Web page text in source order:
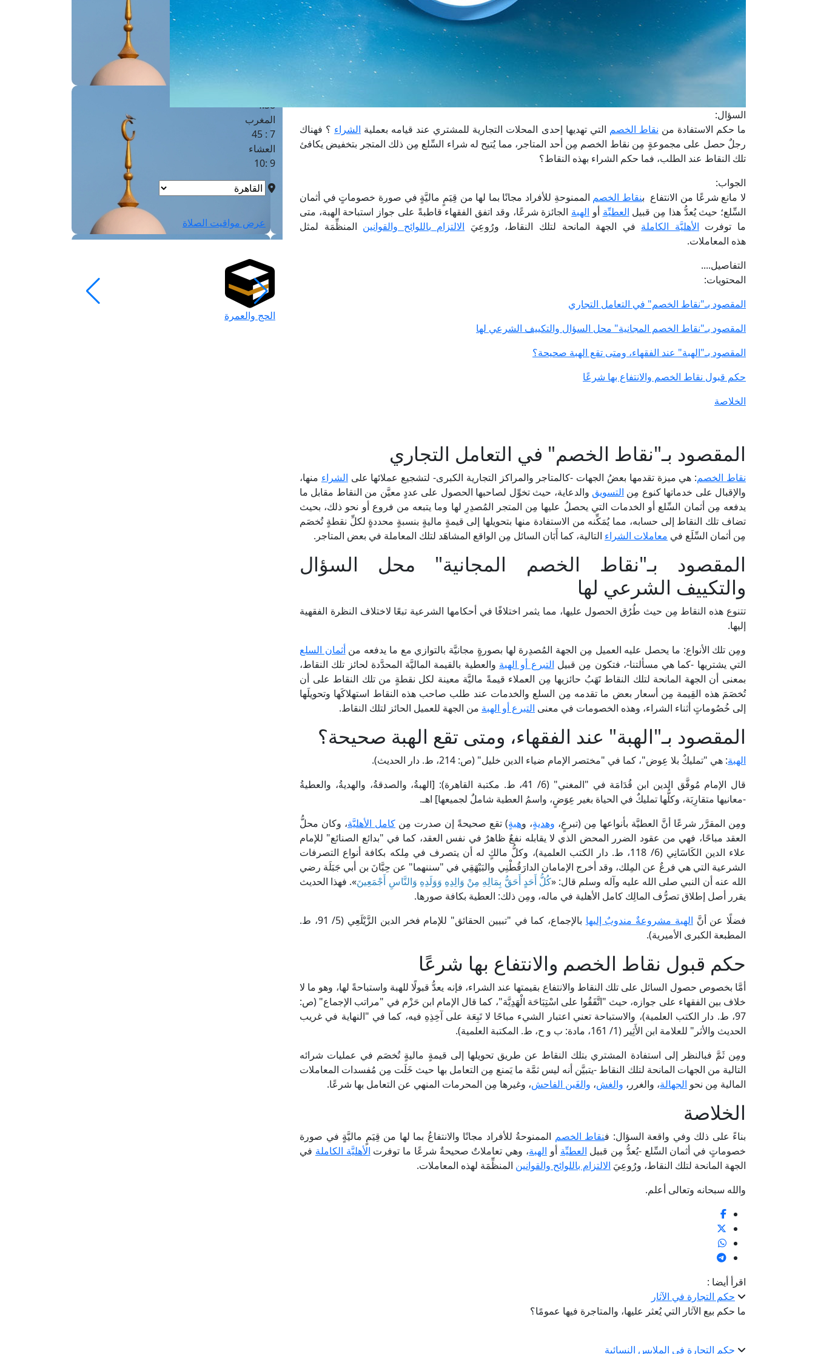
السؤال:
ما حكم الاستفادة من نقاط الخصم التي تهديها إحدى المحلات التجارية للمشتري عند قيامه بعملية الشراء ؟ فهناك
رجلٌ حصل على مجموعةٍ مِن نقاط الخصم مِن أحد المتاجر، مما يُتيح له شراء السِّلع مِن ذلك المتجر بتخفيض يكافئ
تلك النقاط عند الطلب، فما حكم الشراء بهذه النقاط؟
الجواب:
لا مانع شرعًا من الانتفاع بنقاط الخصم الممنوحةِ للأفراد مجانًا بما لها من قِيَمٍ ماليَّةٍ في صورة خصوماتٍ في أثمان
السِّلع؛ حيث يُعدُّ هذا مِن قبيل العطيِّة أو الهبة الجائزة شرعًا، وقد اتفق الفقهاء قاطبةً على جواز استباحة الهبة، متى
ما توفرت الأهليَّة الكاملة في الجهة المانحة لتلك النقاط، ورُوعِيَ الالتزام باللوائح والقوانين المنظِّمَة لمثل
هذه المعاملات.
التفاصيل....
المحتويات:
المقصود بـ"نقاط الخصم" في التعامل التجاري
المقصود بـ"نقاط الخصم المجانية" محل السؤال والتكييف الشرعي لها
المقصود بـ"الهبة" عند الفقهاء، ومتى تقع الهبة صحيحة؟
حكم قبول نقاط الخصم والانتفاع بها شرعًا
الخلاصة
المقصود بـ"نقاط الخصم" في التعامل التجاري
نقاط الخصم: هي ميزة تقدمها بعضُ الجهات -كالمتاجر والمراكز التجارية الكبرى- لتشجيع عملائها على الشراء منها،
والإقبال على خدماتها كنوع مِن التسويق والدعاية، حيث تخوِّل لصاحبها الحصول على عددٍ معيَّن من النقاط مقابل ما
يدفعه مِن أثمان السِّلع أو الخدمات التي يحصلُ عليها مِن المتجر المُصدِرِ لها وما يتبعه من فروع أو نحو ذلك، بحيث
تضاف تلك النقاط إلى حسابه، مما يُمَكِّنه من الاستفادة منها بتحويلها إلى قيمةٍ ماليةٍ بنسبةٍ محددةٍ لكلِّ نقطةٍ تُخصَم
مِن أثمان السِّلَع في معاملات الشراء التالية، كما أَبَان السائل مِن الواقع المشاهَد لتلك المعاملة في بعض المتاجر.
المقصود بـ"نقاط الخصم المجانية" محل السؤال
والتكييف الشرعي لها
تتنوع هذه النقاط مِن حيث طُرُق الحصول عليها، مما يثمر اختلافًا في أحكامها الشرعية تبعًا لاختلاف النظرة الفقهية
إليها.
ومِن تلك الأنواع: ما يحصل عليه العميل مِن الجهة المُصدِرة لها بصورةٍ مجانيَّة بالتوازي مع ما يدفعه منأثمان السلع
التي يشتريها -كما هي مسألتنا-، فتكون مِن قبيل التبرع أو الهبة والعطية بالقيمة الماليَّة المحدَّدة لحائز تلك النقاط،
بمعنى أن الجهة المانحة لتلك النقاط تَهَبُ حائزيها مِن العملاء قيمةً ماليَّة معينة لكل نقطةٍ من تلك النقاط على أن
تُخصَمَ هذه القِيمة مِن أسعار بعض ما تقدمه مِن السلع والخدمات عند طلب صاحب هذه النقاط استهلاكَها وتحويلَها
إلى خُصُوماتٍ أثناء الشراء، وهذه الخصومات في معنى التبرع أو الهبة من الجهة للعميل الحائز لتلك النقاط.
المقصود بـ"الهبة" عند الفقهاء، ومتى تقع الهبة صحيحة؟
الهبة: هي "تمليكٌ بلا عِوض"، كما في "مختصر الإمام ضياء الدين خليل" (ص: 214، ط. دار الحديث).
قال الإمام مُوفَّق الدين ابن قُدَامَة في "المغني" (6/ 41، ط. مكتبة القاهرة): [الهبةُ، والصدقةُ، والهديةُ، والعطيةُ
-معانيها متقارِبَة، وكلُّها تمليكٌ في الحياة بغير عِوَضٍ، واسمُ العطية شاملٌ لجميعها] اهـ.
ومِن المقرَّر شرعًا أنَّ العطيَّة بأنواعها مِن (تبرعٍ، وهديةٍ، وهبةٍ) تقع صحيحةً إن صدرت مِن كامل الأهليَّة، وكان محلُّ
العقد مباحًا، فهي من عقود الضرر المحض الذي لا يقابله نفعٌ ظاهرٌ في نفس العقد، كما في "بدائع الصنائع" للإمام
علاء الدين الكَاسَانِي (6/ 118، ط. دار الكتب العلمية)، وكلُّ مالكٍ له أن يتصرف في مِلكه بكافة أنواع التصرفات
الشرعية التي هي فرعٌ عن المِلك، وقد أخرج الإمامان الدارَقُطْنِي والبَيْهَقِي في "سننهما" عن حِبَّانَ بن أبي جَبَلَة رضي
الله عنه أن النبي صلى الله عليه وآله وسلم قال: «كُلُّ أَحَدٍ أَحَقُّ بِمَالِهِ مِنْ وَالِدِهِ وَوَلَدِهِ وَالنَّاسِ أَجْمَعِينَ». فهذا الحديث
يقرر أصل إطلاق تصرُّف المالِك كامل الأهلية في ماله، ومِن ذلك: العطية بكافة صورها.
فضلًا عن أنَّ الهبة مشروعةٌ مندوبٌ إليها
بالإجماع، كما في "تبيين الحقائق" للإمام فخر الدين الزَّيْلَعِي (5/ 91، ط.
المطبعة الكبرى الأميرية).
حكم قبول نقاط الخصم والانتفاع بها شرعًا
أمَّا بخصوص حصول السائل على تلك النقاط والانتفاع بقيمتها عند الشراء، فإنه يعدُّ قبولًا للهبة واستباحةً لها، وهو ما لا
خلاف بين الفقهاء على جوازه، حيث "اتَّفَقُوا على اسْتِبَاحَة الْهَدِيَّة"، كما قال الإمام ابن حَزْم في "مراتب الإجماع" (ص:
97، ط. دار الكتب العلمية)، والاستباحة تعني اعتبار الشيء مباحًا لا تَبِعَة على آخِذِهِ فيه، كما في "النهاية في غريب
الحديث والأثر" للعلامة ابن الأَثِير (1/ 161، مادة: ب و ح، ط. المكتبة العلمية).
ومِن ثَمَّ فبالنظر إلى استفادة المشتري بتلك النقاط عن طريق تحويلها إلى قيمةٍ ماليةٍ تُخصَم في عمليات شرائه
التالية من الجهات المانحة لتلك النقاط -يتبيَّن أنه ليس ثمَّة ما يَمنع مِن التعامل بها حيث خَلَت مِن مُفسدات المعاملات
المالية مِن نحو الجهالة، والغرر، والغش، والغَبن الفاحش، وغيرها مِن المحرمات المنهي عن التعامل بها شرعًا.
الخلاصة
بناءً على ذلك وفي واقعة السؤال: فنقاط الخصم الممنوحةُ للأفراد مجانًا والانتفاعُ بما لها من قِيَمٍ ماليَّةٍ في صورة
خصوماتٍ في أثمان السِّلع -يُعدُّ مِن قبيل العطيِّة أو الهبة، وهي تعاملاتٌ صحيحةٌ شرعًا ما توفرت الأهليَّة الكاملة في
الجهة المانحة لتلك النقاط، ورُوعِيَ الالتزام باللوائح والقوانين المنظِّمَة لهذه المعاملات.
والله سبحانه وتعالى أعلم.
اقرأ أيضا :
حكم التجارة في الآثار
ما حكم بيع الآثار التي يُعثر عليها، والمتاجرة فيها عمومًا؟
حكم التجارة في الملابس النسائية
4 :40
الشروق
6 :17
4:38
المغرب
7 : 45
العشاء
9 :10
عرض مواقيت الصلاة
الحج والعمرة